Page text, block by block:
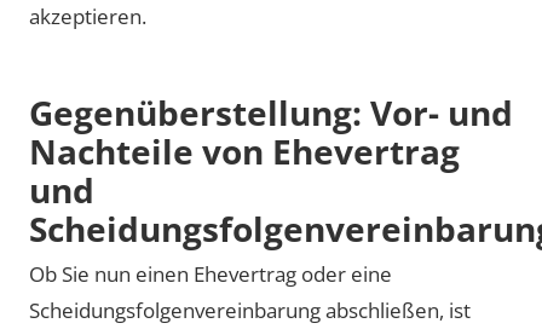
akzeptieren.
Gegenüberstellung: Vor- und
Nachteile von Ehevertrag
und
Ob Sie nun einen Ehevertrag oder eine
Scheidungsfolgenvereinbarung abschließen, ist